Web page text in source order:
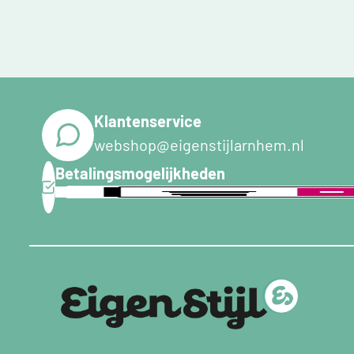
Klantenservice
webshop@eigenstijlarnhem.nl
Betalingsmogelijkheden